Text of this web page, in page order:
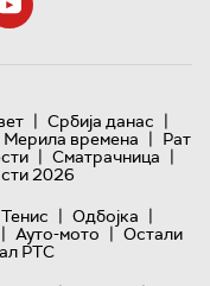
| Србија данас |
Мерила времена | Рат
| Сматрачница |
2026
Тенис | Одбојка |
| Ауто-мото | Остали
РТС